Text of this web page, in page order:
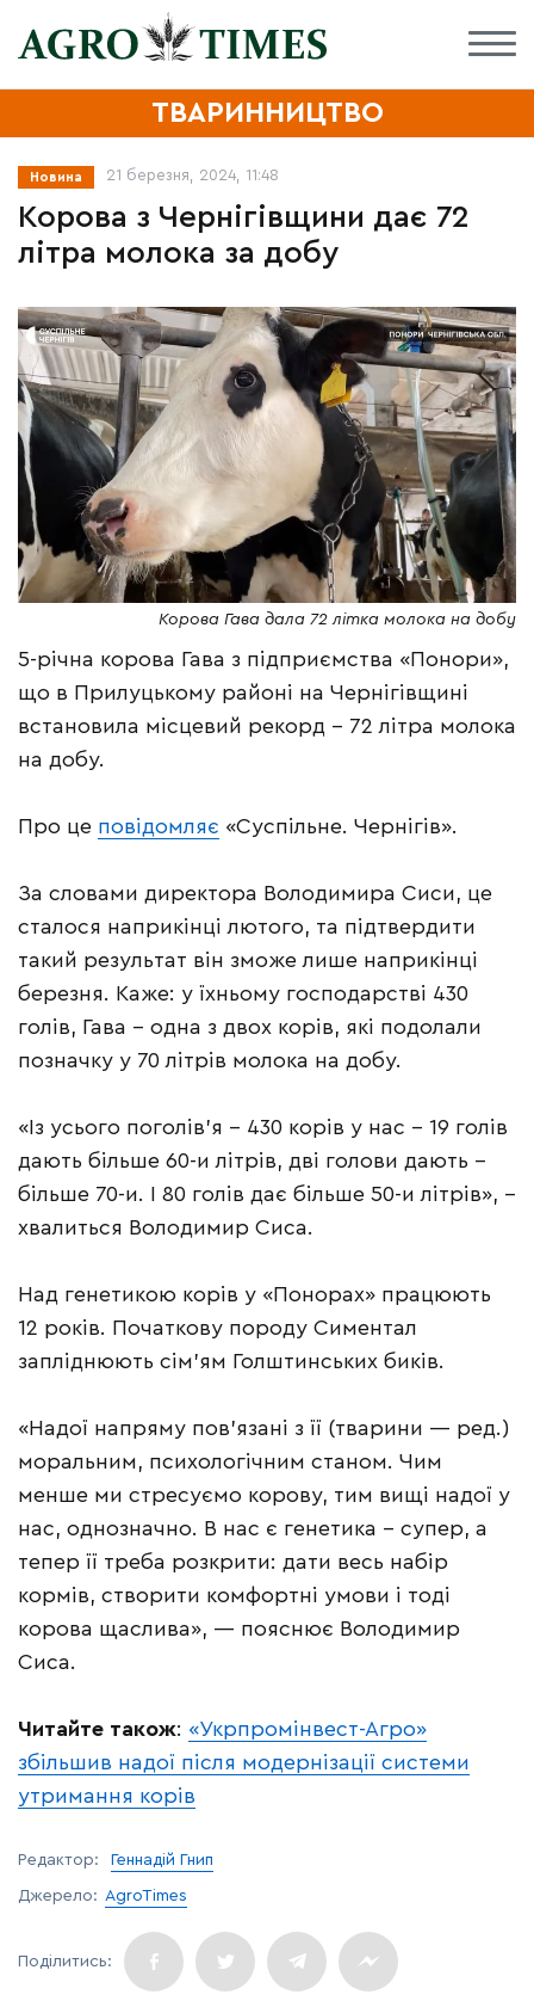
ТВАРИННИЦТВО
Новина 21 березня, 2024, 11:48
Корова з Чернігівщини дає 72
літра молока за добу
Корова Гава дала 72 літка молока на добу
5-річна корова Гава з підприємства «Понори»,
що в Прилуцькому районі на Чернігівщині
встановила місцевий рекорд – 72 літра молока
на добу.
Про це повідомляє «Суспільне. Чернігів».
За словами директора Володимира Сиси, це
сталося наприкінці лютого, та підтвердити
такий результат він зможе лише наприкінці
березня. Каже: у їхньому господарстві 430
голів, Гава – одна з двох корів, які подолали
позначку у 70 літрів молока на добу.
«Із усього поголів’я – 430 корів у нас – 19 голів
дають більше 60-и літрів, дві голови дають –
більше 70-и. І 80 голів дає більше 50-и літрів», –
хвалиться Володимир Сиса.
Над генетикою корів у «Понорах» працюють
12 років. Початкову породу Симентал
запліднюють сім’ям Голштинських биків.
«Надої напряму пов’язані з її (тварини — ред.)
моральним, психологічним станом. Чим
менше ми стресуємо корову, тим вищі надої у
нас, однозначно. В нас є генетика – супер, а
тепер її треба розкрити: дати весь набір
кормів, створити комфортні умови і тоді
корова щаслива», — пояснює Володимир
Сиса.
Читайте також: «Укрпромінвест-Агро»
збільшив надої після модернізації системи
утримання корів
Редактор: Геннадій Гнип
Джерело: AgroTimes